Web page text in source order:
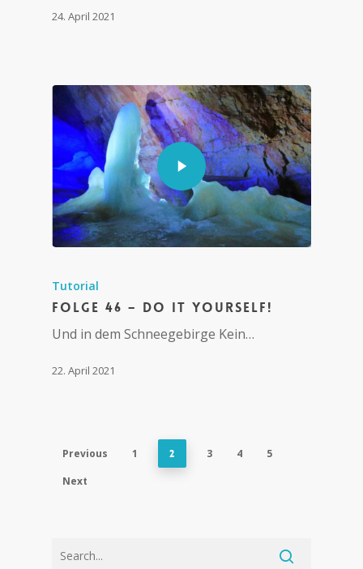
24. April 2021
Tutorial
Folge 46 – Do it yourself!
Und in dem Schneegebirge Kein…
22. April 2021
Previous 1 2 3 4
5
Next